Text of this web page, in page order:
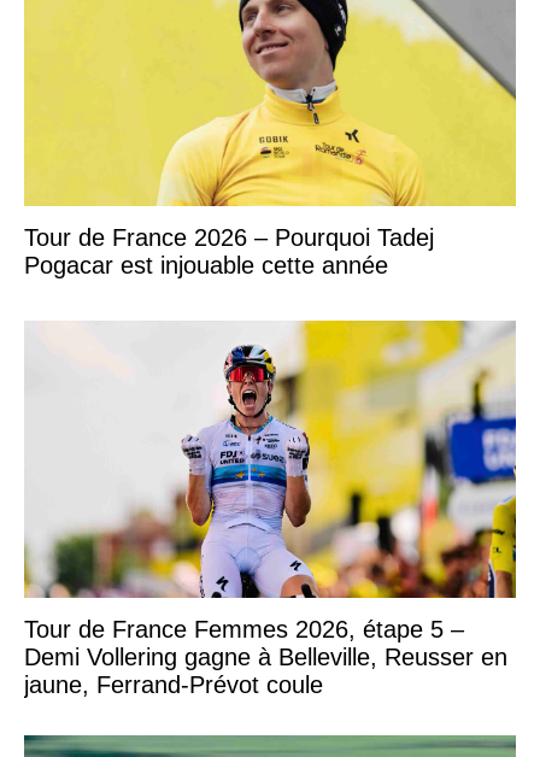
Tour de France 2026 – Pourquoi Tadej
Pogacar est injouable cette année
Tour de France Femmes 2026, étape 5 –
Demi Vollering gagne à Belleville, Reusser en
jaune, Ferrand-Prévot coule